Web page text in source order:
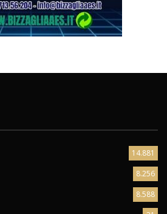
14.881
8.256
8.588